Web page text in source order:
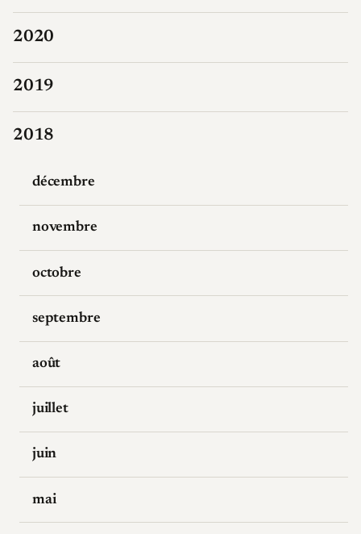
2020
2019
2018
décembre
novembre
octobre
septembre
août
juillet
juin
mai